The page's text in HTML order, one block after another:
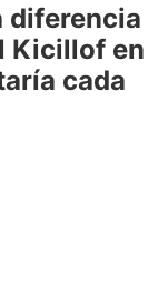
diferencia
Kicillof en
cada